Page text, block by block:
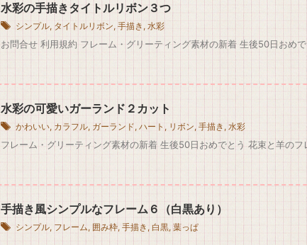
水彩の手描きタイトルリボン３つ
シンプル, タイトルリボン, 手描き , 水彩
お問合せ 利用規約 フレーム・グリーティング素材の新着 生後50日おめ
水彩の可愛いガーランド２カット
かわいい, カラフル, ガーランド, ハート , リボン, 手描き , 水彩
フレーム・グリーティング素材の新着 生後50日おめでとう 花束と羊の
手描き風シンプルなフレーム６（白黒あり）
シンプル, フレーム, 囲み枠, 手描き , 白黒, 葉っぱ